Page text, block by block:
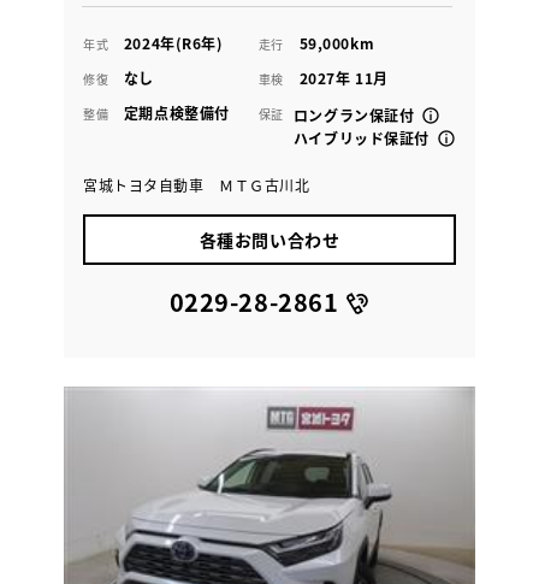
年式 2024年(R6年) 走行 59,000km
修復 なし 車検 2027年 11月
整備 定期点検整備付 保証
ロングラン保証付
ハイブリッド保証付
宮城トヨタ自動車 ＭＴＧ古川北
各種お問い合わせ
0229-28-2861